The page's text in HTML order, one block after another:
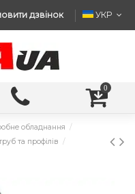
дзвінок УКР
0
обладнання
та профілів